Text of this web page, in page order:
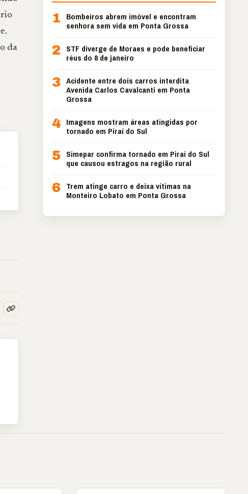
da
1
Bombeiros abrem imóvel e encontram
senhora sem vida em Ponta Grossa
2
STF diverge de Moraes e pode beneficiar
réus do 8 de janeiro
3 Acidente entre dois carros interdita
Avenida Carlos Cavalcanti em Ponta
Grossa
4 Imagens mostram áreas atingidas por
tornado em Piraí do Sul
5 Simepar confirma tornado em Piraí do Sul
que causou estragos na região rural
6 Trem atinge carro e deixa vítimas na
Monteiro Lobato em Ponta Grossa